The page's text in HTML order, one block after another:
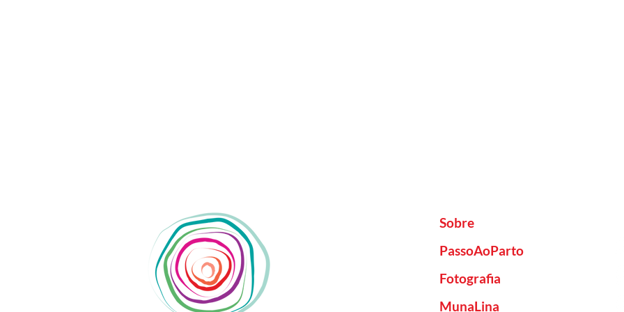
Sobre
PassoAoParto
Fotografia
MunaLina